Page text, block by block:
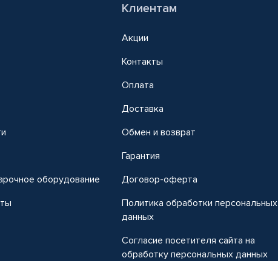
оборудование
Клиентам
Акции
Контакты
Оплата
Доставка
Обмен и возврат
Гарантия
Договор-оферта
Политика обработки персональных
данных
Согласие посетителя сайта на
обработку персональных данных